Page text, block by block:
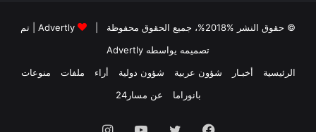
© حقوق النشر %2018%، جميع الحقوق محفوظة | Advertly | تم
تصميمه يواسطه Advertly
الرئيسية
أخبـار شؤون عربية شؤون دولية أراء ملفات
منوعات
بانوراما
عن مسار24